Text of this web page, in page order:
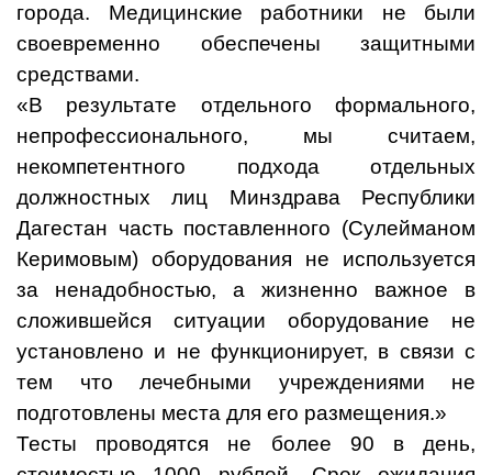
города. Медицинские работники не были
своевременно обеспечены защитными
средствами.
«В результате отдельного формального,
непрофессионального, мы считаем,
некомпетентного подхода отдельных
должностных лиц Минздрава Республики
Дагестан часть поставленного (Сулейманом
Керимовым) оборудования не используется
за ненадобностью, а жизненно важное в
сложившейся ситуации оборудование не
установлено и не функционирует, в связи с
тем что лечебными учреждениями не
подготовлены места для его размещения.»
Тесты проводятся не более 90 в день,